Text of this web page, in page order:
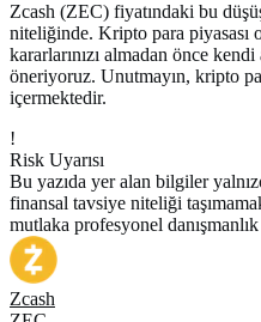
Zcash (ZEC) fiyatındaki bu
niteliğinde. Kripto para piyasası
kararlarınızı almadan önce kendi
öneriyoruz. Unutmayın, kripto
içermektedir.
!
Risk Uyarısı
Bu yazıda yer alan bilgiler
finansal tavsiye niteliği
mutlaka profesyonel
Zcash